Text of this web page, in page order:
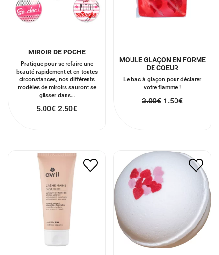
MIROIR DE POCHE
Pratique pour se refaire une
beauté rapidement et en toutes
circonstances, nos différents
modèles de miroirs sauront se
glisser dans…
5.00€ 2.50€
MOULE GLAÇON EN FORME
DE COEUR
Le bac à glaçon pour déclarer
votre flamme !
3.00€ 1.50€
6.50€ 3.25€
D’AMOUR